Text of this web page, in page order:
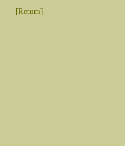
[Return]